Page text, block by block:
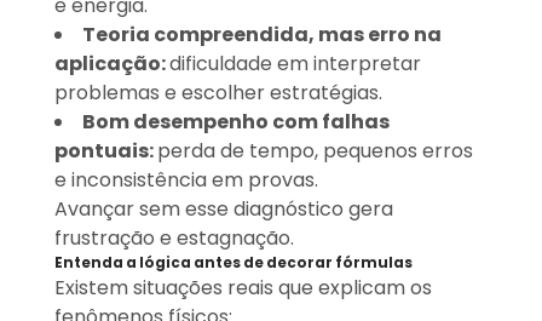
Teoria compreendida, mas erro na
aplicação:dificuldade em interpretar
problemas e escolher estratégias.
Bom desempenho com falhas
pontuais:perda de tempo, pequenos erros
e inconsistência em provas.
Avançar sem esse diagnóstico gera
frustração e estagnação.
Entenda a lógica antes de decorar fórmulas
Existem situações reais que explicam os